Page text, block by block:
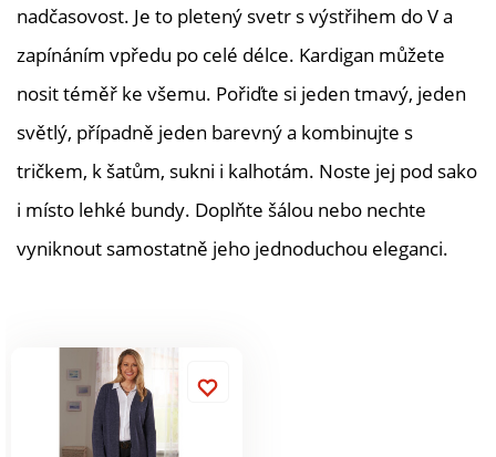
prát v pračce.
nadčasovost. Je to pletený svetr s výstřihem do V a
zapínáním vpředu po celé délce. Kardigan můžete
nosit téměř ke všemu. Pořiďte si jeden tmavý, jeden
světlý, případně jeden barevný a kombinujte s
tričkem, k šatům, sukni i kalhotám. Noste jej pod sako
i místo lehké bundy. Doplňte šálou nebo nechte
vyniknout samostatně jeho jednoduchou eleganci.